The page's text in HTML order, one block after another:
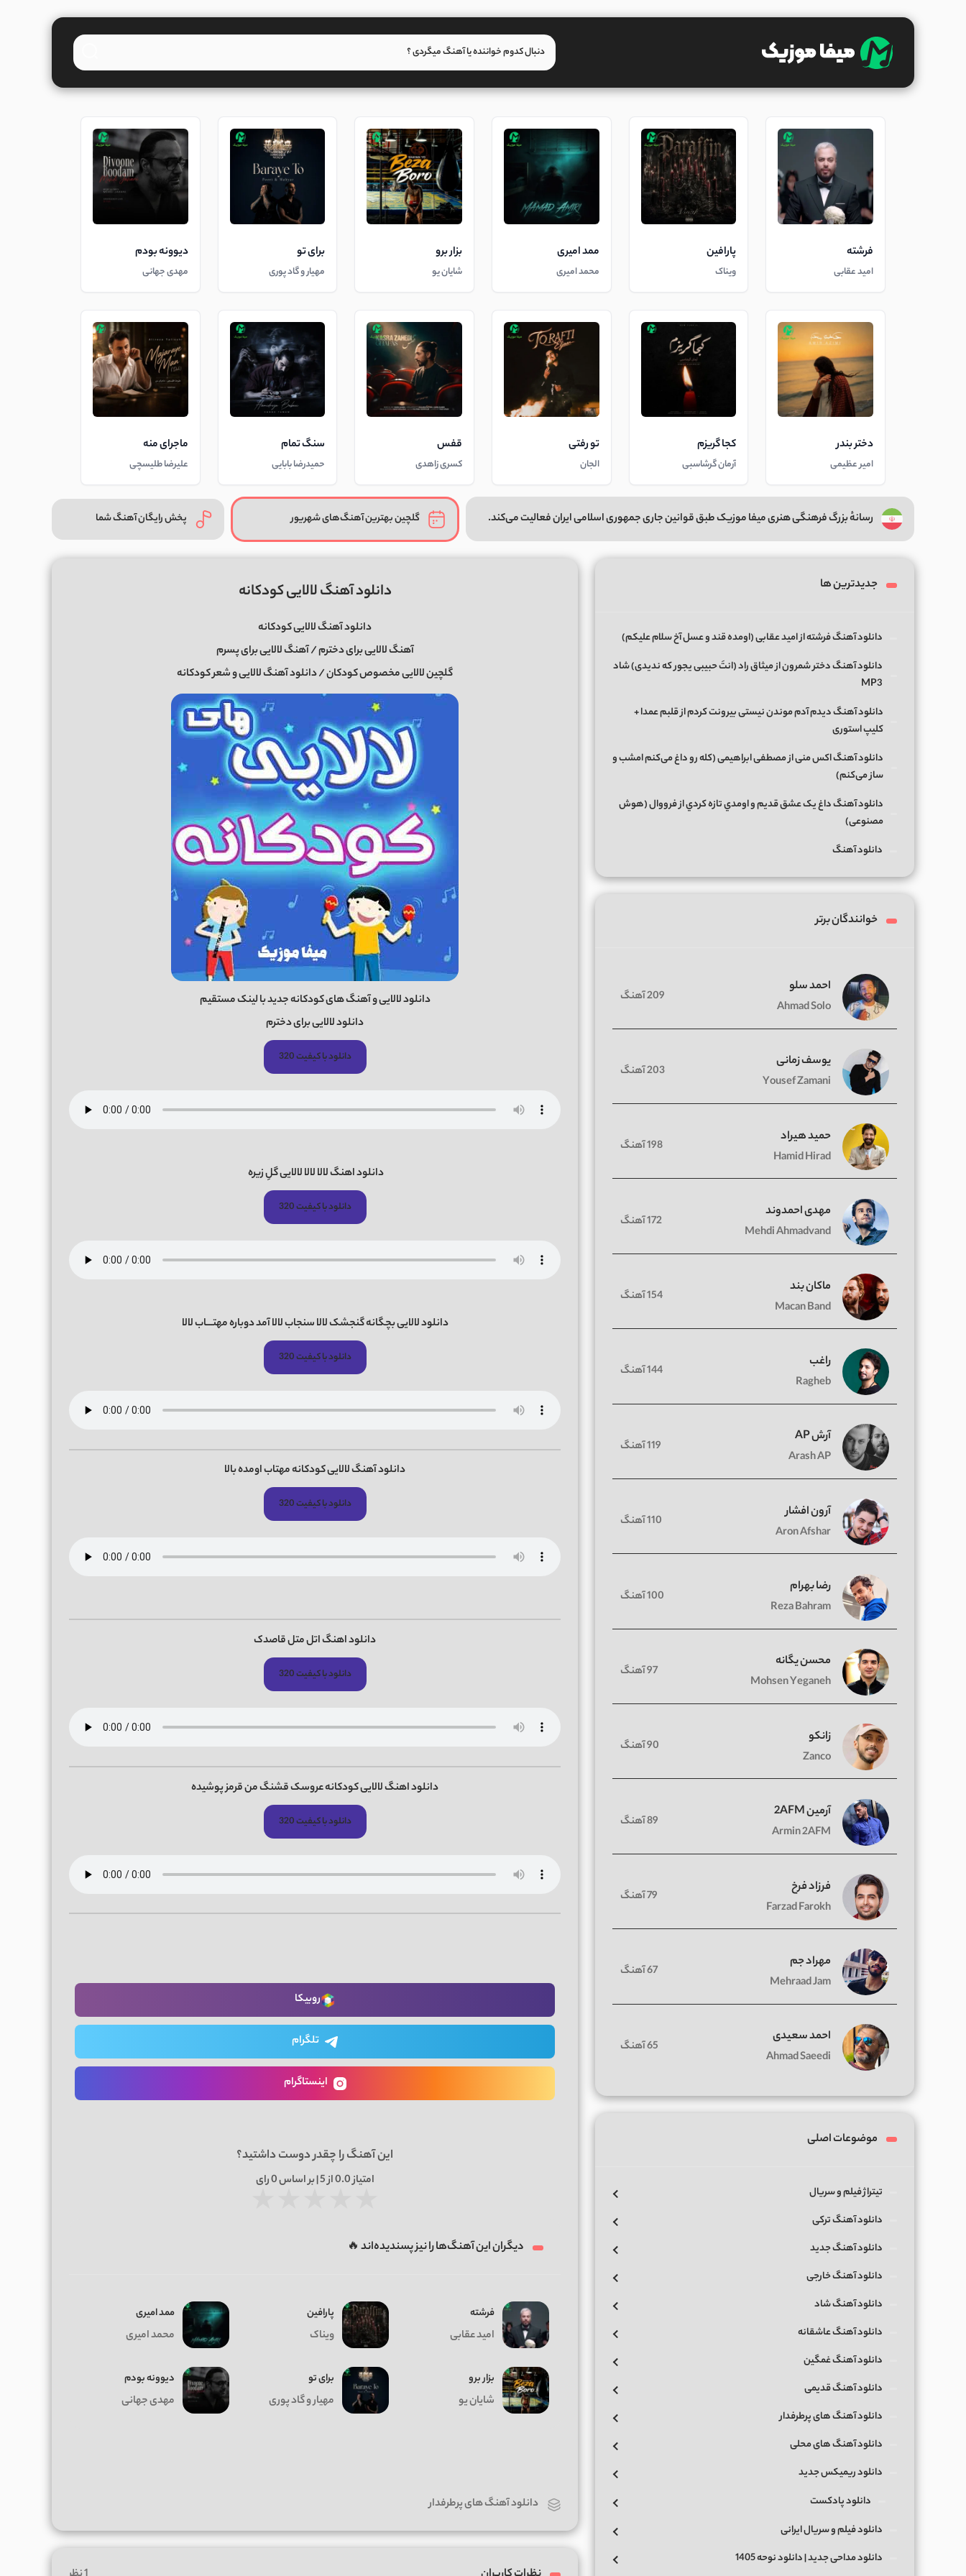
فرشته
امید عقابی
پارافین
ویناک
ممد امیری
محمد امیری
بزار برو
شایان یو
برای تو
مهیار و گاد پوری
دیوونه بودم
مهدی جهانی
دختر بندر
امیر عظیمی
کجا گریزم
آرمان گرشاسبی
تو رفتی
الجان
قفس
کسری زاهدی
سنگ تمام
حمیدرضا بابایی
ماجرای منه
علیرضا طلیسچی
رسانهٔ بزرگ فرهنگی هنری میفا موزیک طبق قوانین جاری جمهوری اسلامی ایران فعالیت می‌کند. گلچین بهترین آهنگ‌های شهریور پخش رایگان آهنگ شما
دانلود آهنگ لالایی کودکانه
دانلود آهنگ لالایی کودکانه
آهنگ لالایی برای دخترم / آهنگ لالایی برای پسرم
گلچین لالایی مخصوص کودکان / دانلود آهنگ لالایی و شعر کودکانه
دانلود لالایی و آهنگ های کودکانه جدید با لینک مستقیم
دانلود لالایی برای دخترم
دانلود با کیفیت 320
دانلود اهنگ لالا لالا لالایی گلِ زیره
دانلود با کیفیت 320
دانلود لالایی بچگانه گنجشک لالا سنجاب لالا آمد دوباره مهتـــاب لالا
دانلود با کیفیت 320
دانلود آهنگ لالایی کودکانه مهتاب اومده بالا
دانلود با کیفیت 320
دانلود اهنگ اتل متل قاصدک
دانلود با کیفیت 320
دانلود اهنگ لالایی کودکانه عروسک قشنگ من قرمز پوشیده
دانلود با کیفیت 320
روبیکا
تلگرام
اینستاگرام
این آهنگ را چقدر دوست داشتید؟
امتیاز0.0از 5 | بر اساس 0رای
دیگران این آهنگ‌ها را نیز پسندیده‌اند 🔥
فرشته
امید عقابی
پارافین
ویناک
ممد امیری
محمد امیری
بزار برو
شایان یو
برای تو
مهیار و گاد پوری
دیوونه بودم
مهدی جهانی
دانلود آهنگ های پرطرفدار
جدیدترین ها
دانلود آهنگ فرشته از امید عقابی (اومده قند و عسل آخ سلام علیکم)
دانلود آهنگ دختر شمرون از میثاق راد (انتَ حبیبی یجور که ندیدی) شاد
MP3
دانلود آهنگ دیدم آدم موندن نیستی بیرونت کردم از قلبم عمدا +
کلیپ استوری
دانلود آهنگ اکس منی از مصطفی ابراهیمی (کله رو داغ می‌کنم امشب و
ساز می‌کنم)
دانلود آهنگ داغ يک عشق قديم و اومدي تازه کردي از فرووال (هوش
مصنوعی)
دانلود آهنگ
خوانندگان برتر
احمد سلو
Ahmad Solo
209 آهنگ
یوسف زمانی
Yousef Zamani
203 آهنگ
حمید هیراد
Hamid Hirad
198 آهنگ
مهدی احمدوند
Mehdi Ahmadvand
172 آهنگ
ماکان بند
Macan Band
154 آهنگ
راغب
Ragheb
144 آهنگ
آرش AP
Arash AP
119 آهنگ
آرون افشار
Aron Afshar
110 آهنگ
رضا بهرام
Reza Bahram
100 آهنگ
محسن یگانه
Mohsen Yeganeh
97 آهنگ
زانکو
Zanco
90 آهنگ
آرمین 2AFM
Armin 2AFM
89 آهنگ
فرزاد فرخ
Farzad Farokh
79 آهنگ
مهراد جم
Mehraad Jam
67 آهنگ
احمد سعیدی
Ahmad Saeedi
65 آهنگ
موضوعات اصلی
تیتراژ فیلم و سریال
دانلود آهنگ ترکی
دانلود آهنگ جدید
دانلود آهنگ خارجی
دانلود آهنگ شاد
دانلود آهنگ عاشقانه
دانلود آهنگ غمگین
دانلود آهنگ قدیمی
دانلود آهنگ های پرطرفدار
دانلود آهنگ های محلی
دانلود ریمیکس جدید
دانلود پادکست
دانلود فیلم و سریال ایرانی
دانلود مداحی جدید | دانلود نوحه 1405